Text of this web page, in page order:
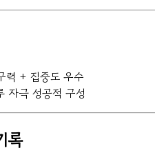
력 + 집중도 우수
자극 성공적 구성
록